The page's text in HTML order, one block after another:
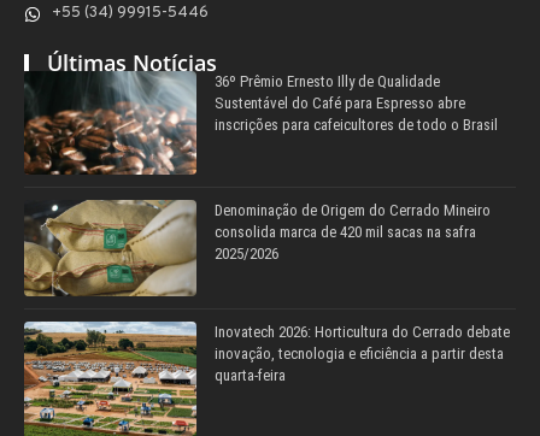
+55 (34) 99915-5446
Últimas Notícias
36º Prêmio Ernesto Illy de Qualidade
Sustentável do Café para Espresso abre
inscrições para cafeicultores de todo o Brasil
Denominação de Origem do Cerrado Mineiro
consolida marca de 420 mil sacas na safra
2025/2026
Inovatech 2026: Horticultura do Cerrado debate
inovação, tecnologia e eficiência a partir desta
quarta-feira